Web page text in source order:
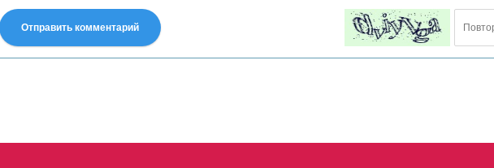
Отправить комментарий